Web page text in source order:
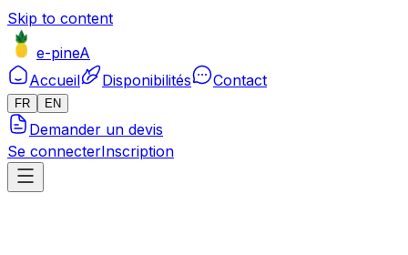
Skip to content
e-pineA
Accueil
Disponibilités Contact
FR EN
Demander un devis
Se connecterInscription